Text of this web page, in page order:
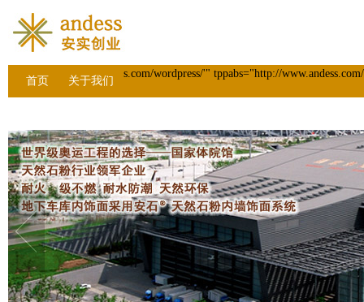
首页 关于我们
s.com/wordpress/'" tppabs="http://